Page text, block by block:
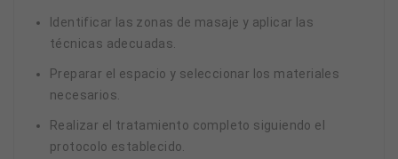
Identificar las zonas de masaje y aplicar las
técnicas adecuadas.
Preparar el espacio y seleccionar los materiales
necesarios.
Realizar el tratamiento completo siguiendo el
protocolo establecido.